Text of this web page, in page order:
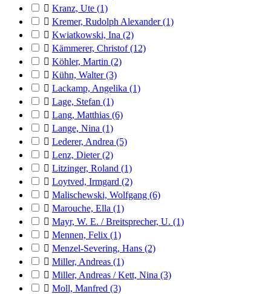
 Kranz, Ute (1)
 Kremer, Rudolph Alexander(1)
 Kwiatkowski, Ina (2)
 Kämmerer, Christof(12)
 Köhler, Martin (2)
 Kühn, Walter(3)
 Lackamp, Angelika (1)
 Lage, Stefan (1)
 Lang, Matthias (6)
 Lange, Nina (1)
 Lederer, Andrea (5)
 Lenz, Dieter(2)
 Litzinger, Roland (1)
 Loytved, Irmgard (2)
 Malischewski, Wolfgang (6)
 Marouche, Ella (1)
 Mayr, W. E. / Breitsprecher, U. (1)
 Mennen, Felix (1)
 Menzel-Severing, Hans (2)
 Miller, Andreas (1)
 Miller, Andreas / Kett, Nina (3)
 Moll, Manfred (3)